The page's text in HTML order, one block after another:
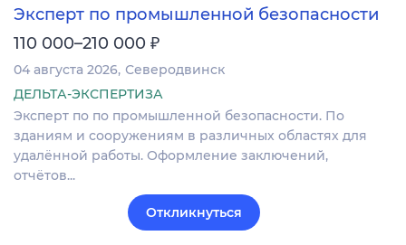
Эксперт по промышленной безопасности
110 000–210 000 ₽
04 августа 2026 Северодвинск
ДЕЛЬТА-ЭКСПЕРТИЗА
Эксперт по по промышленной безопасности. По
зданиям и сооружениям в различных областях для
удалённой работы. Оформление заключений,
отчётов...
Откликнуться